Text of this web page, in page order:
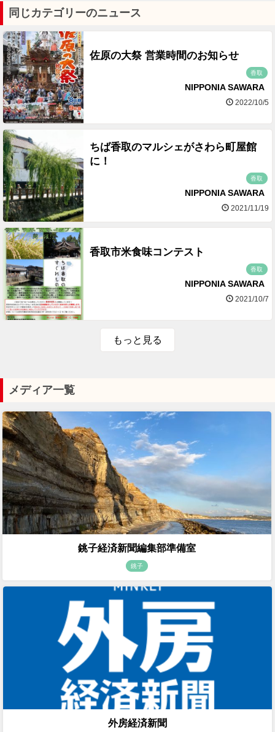
同じカテゴリーのニュース
佐原の大祭 営業時間のお知らせ
香取
NIPPONIA SAWARA
2022/10/5
ちば香取のマルシェがさわら町屋館
に！
香取
NIPPONIA SAWARA
2021/11/19
香取市米食味コンテスト
香取
NIPPONIA SAWARA
2021/10/7
もっと見る
メディア一覧
銚子経済新聞編集部準備室
銚子
外房経済新聞